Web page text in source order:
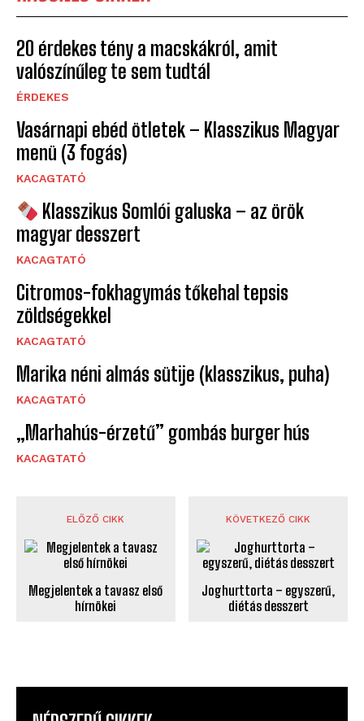
20 érdekes tény a macskákról, amit
valószínűleg te sem tudtál
ÉRDEKES
Vasárnapi ebéd ötletek – Klasszikus Magyar
menü (3 fogás)
KACAGTATÓ
Klasszikus Somlói galuska – az örök
magyar desszert
KACAGTATÓ
Citromos-fokhagymás tőkehal tepsis
zöldségekkel
KACAGTATÓ
Marika néni almás sütije (klasszikus, puha)
KACAGTATÓ
„Marhahús-érzetű” gombás burger hús
KACAGTATÓ
ELŐZŐ CIKK
Megjelentek a tavasz első
hírnökei
KÖVETKEZŐ CIKK
Joghurttorta – egyszerű,
diétás desszert